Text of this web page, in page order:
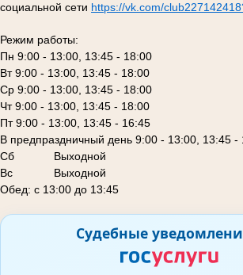
социальной сети https://vk.com/
Режим работы:
Пн 9:00 - 13:00, 13:45 - 18:00
Вт 9:00 - 13:00, 13:45 - 18:00
Ср 9:00 - 13:00, 13:45 - 18:00
Чт 9:00 - 13:00, 13:45 - 18:00
Пт 9:00 - 13:00, 13:45 - 16:45
В предпраздничный день 9:00 - 13:00, 13:45 -
Сб
Выходной
Вс Выходной
Обед: с 13:00 до 13:45
Судебные